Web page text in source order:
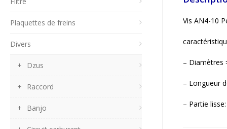
Vis AN4-10
– Diamètres
– Longueur
– Partie
Plaquettes de freins
Divers
Dzus
Raccord
Banjo